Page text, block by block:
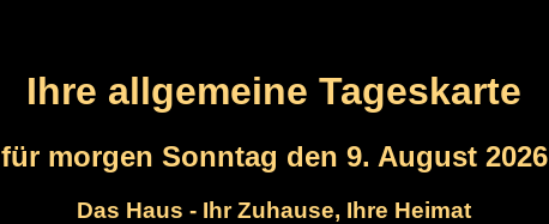
Ihre allgemeine Tageskarte
für morgen Sonntag den 9. August 2026
Das Haus - Ihr Zuhause, Ihre Heimat